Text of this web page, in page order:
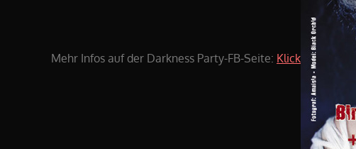
Mehr Infos auf der Darkness Party-FB-Seite: Klick